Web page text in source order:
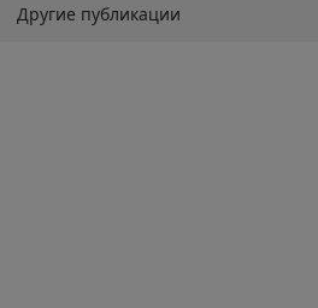
Другие публикации